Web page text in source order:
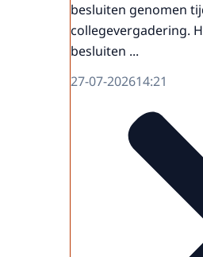
besluiten genomen
collegevergadering.
besluiten ...
27-07-202614:21